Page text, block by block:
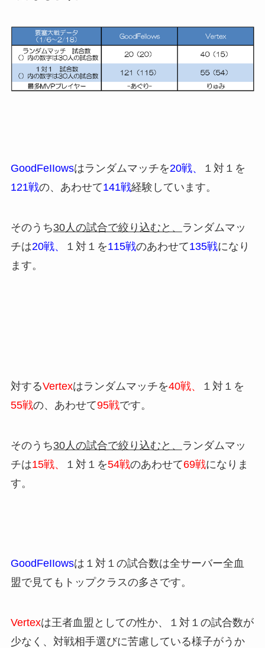
GoodFeIIowsはランダムマッチを20戦、
１対１を
121戦の、あわせて141戦経験しています。
そのうち30人の試合で絞り込むと、
ランダムマッ
チは20戦、 １対１を115戦のあわせて135戦になり
ます。
対するVertexはランダムマッチを40戦、
１対１を
55戦の、あわせて95戦です。
そのうち30人の試合で絞り込むと、
ランダムマッ
チは15戦、 １対１を54戦のあわせて69戦になりま
す。
GoodFeIIowsは１対１の試合数は全サーバー全血
盟で見てもトップクラスの多さです。
Vertexは王者血盟としての性か、１対１の試合数が
少なく、対戦相手選びに苦慮している様子がうか